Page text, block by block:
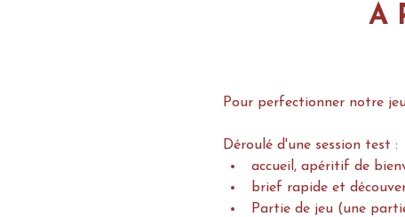
À
Pour perfectionner notre
Déroulé d'une session test :
accueil, apéritif de
brief rapide et
Partie de jeu (une